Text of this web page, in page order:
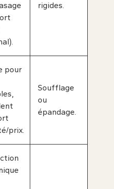
rigides.
pour
prix.
Soufflage
ou
épandage.